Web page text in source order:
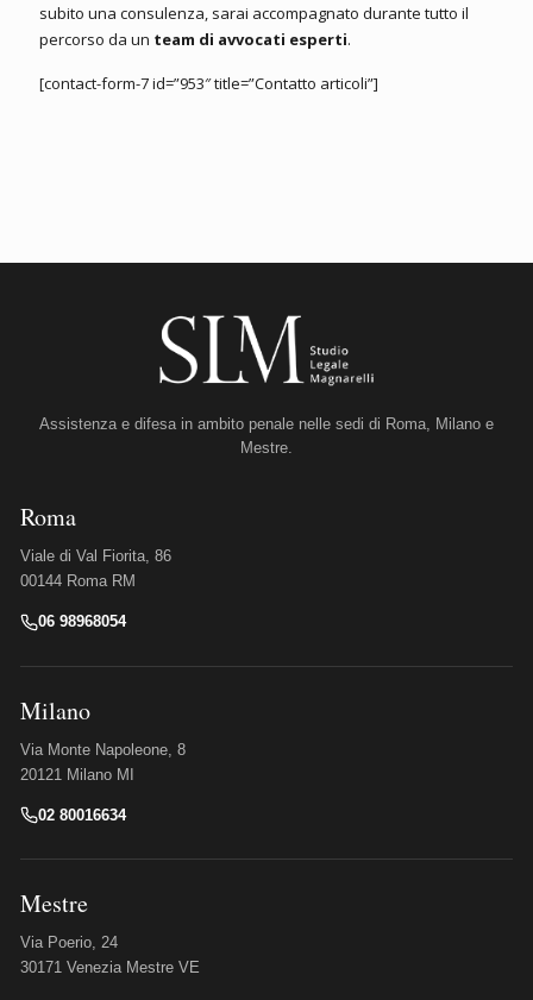
subito una consulenza, sarai accompagnato durante tutto il
percorso da un team di avvocati esperti.
[contact-form-7 id=”953″ title=”Contatto articoli”]
Assistenza e difesa in ambito penale nelle sedi di Roma, Milano e
Mestre.
Roma
Viale di Val Fiorita, 86
00144 Roma RM
06 98968054
Milano
Via Monte Napoleone, 8
20121 Milano MI
02 80016634
Mestre
Via Poerio, 24
30171 Venezia Mestre VE